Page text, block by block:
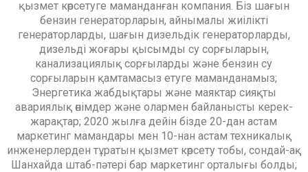
қызмет көрсетуге маманданған компания. Біз шағын
бензин генераторларын, айнымалы жиілікті
генераторларды, шағын дизельдік генераторларды,
дизельді жоғары қысымды су сорғыларын,
канализациялық сорғыларды және бензин су
сорғыларын қамтамасыз етуге маманданамыз;
Энергетика жабдықтары және маяктар сияқты
авариялық өнімдер және олармен байланысты керек-
жарақтар; 2020 жылға дейін бізде 20-дан астам
маркетинг мамандары мен 10-нан астам техникалық
инженерлерден тұратын қызмет көрсету тобы, сондай-ақ
Шанхайда штаб-пәтері бар маркетинг орталығы болды;